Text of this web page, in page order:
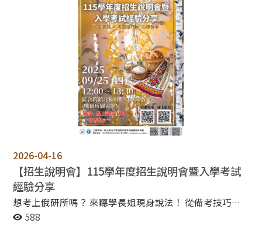
雙輔學系所審查。 申請相關事項： 一、修讀同級雙主修
及同級或向下一級輔系，各以一學系所（學程）為限。
二、碩士在職專班不開放學生申請雙主修或輔系。 三、同
時申請同一學系為雙主修及輔系，經學系審查已符合雙主
修修讀資格時，即以雙主修錄取。 四、申請修讀輔系，以
不得修習前已取得學位之學系所（學程）為原則，但經申
請修讀學系所（學程）同意者，不在此限。 五、學生經核
定修讀雙主修或輔系，如符合申請資格，得重新申請修讀
其他學系所（學程）雙主修或輔系，經核定同意後即自動
放棄原有之雙主修或輔系修讀資格，且不得再申請回復。
六、學生不得以雙主修學系所（學程）轉為主修學系畢
辦法，請參閱附件。
2026-04-16
【招生說明會】115學年度招生說明會暨入學考試
經驗分享
想考上俄研所嗎？ 來聽學長姐現身說法！ 從備考技巧、
時間規劃，到考場心態調適， 最真實的心路歷程都在這場
588